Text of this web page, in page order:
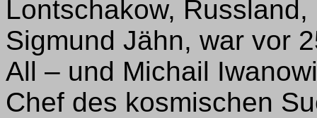
Lontschakow,
Sigmund Jähn, war vor
All – und Michail
Chef des kosmischen